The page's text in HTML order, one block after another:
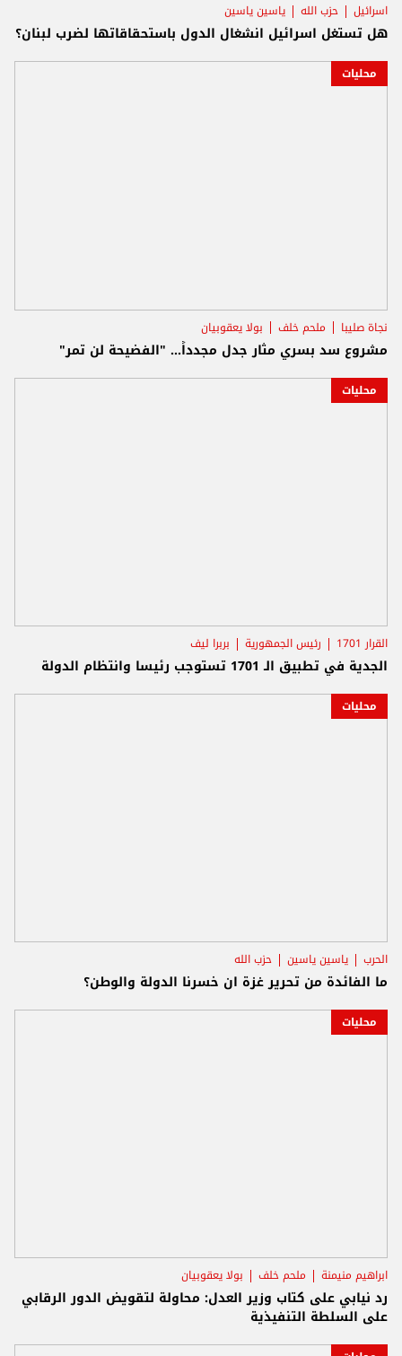
اسرائيل حزب الله ياسين ياسين
هل تستغل اسرائيل انشغال الدول باستحقاقاتها لضرب لبنان؟
محليات
نجاة صليبا ملحم خلف بولا يعقوبيان
مشروع سد بسري مثار جدل مجدداً... "الفضيحة لن تمر"
محليات
القرار 1701 رئيس الجمهورية بربرا ليف
الجدية في تطبيق الـ 1701 تستوجب رئيسا وانتظام الدولة
محليات
الحرب ياسين ياسين حزب الله
ما الفائدة من تحرير غزة ان خسرنا الدولة والوطن؟
محليات
ابراهيم منيمنة ملحم خلف بولا يعقوبيان
رد نيابي على كتاب وزير العدل: محاولة لتقويض الدور الرقابي
على السلطة التنفيذية